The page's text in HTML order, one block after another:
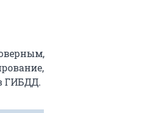
ГИБДД.